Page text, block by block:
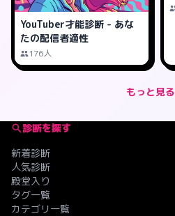
YouTuber才能診断 - あな
たの配信者適性
176人
もっと見る
診断を探す
新着診断
人気診断
殿堂入り
タグ一覧
カテゴリ一覧